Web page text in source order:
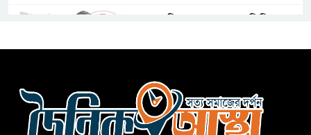
বিএনপির সক্রিয় অংশগ্রহণই জুলাই
গণঅভ্যুত্থানকে ত্বরান্বিত করেছিল